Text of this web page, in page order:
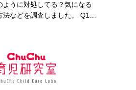
ように対処してる？気になる
法などを調査しました。 Q1…